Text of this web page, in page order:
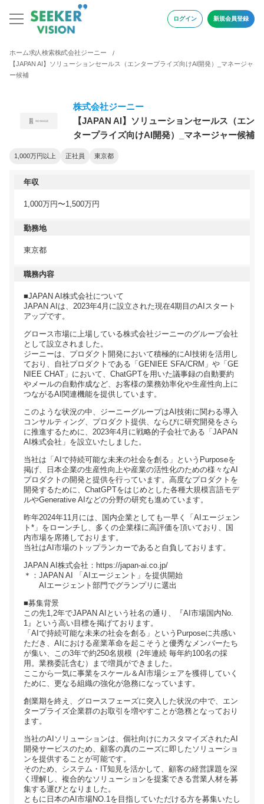
ログイン 新規会員登録
ホーム求人検索株式会社ジーニー
【JAPAN AI】ソリューションセールス（エンタープライズ向けAI開発）_マネージャ
ー候補
株式会社ジーニー
【JAPAN AI】ソリューションセールス（エン
タープライズ向けAI開発）_マネージャー候補
1,000万円以上 正社員 東京都
年収
1,000万円〜1,500万円
勤務地
東京都
職務内容
■JAPAN AI株式会社について
JAPAN AIは、2023年4月に設立された現在4期目のAIスタート
アップです。
グロース市場に上場している株式会社ジーニーのグループ会社
として設立されました。
ジーニーは、プロダクト開発において積極的にAI技術を活用し
ており、自社プロダクトである「GENIEE SFA/CRM」や「GE
NIEE CHAT」において、ChatGPTを用いた議事録の自動要約
やメールの自動作成など、お客様の業務効率化や生産性向上に
つながるAI関連機能を提供しています。
このような状況の中、ジーニーグループはAI技術に関わる導入
コンサルティング、プロダクト提供、ならびに研究開発をさら
に推進するために、2023年4月に戦略的子会社である「JAPAN
AI株式会社」を設立いたしました。
当社は「AIで持続可能な未来の社会を創る」というPurposeを
掲げ、日本企業の生産性向上や産業の活性化のための様々なAI
プロダクトの開発と提供を行っています。高度なプロダクトを
開発するために、ChatGPTをはじめとした各種大規模言語モデ
ルやGenerative AIなどの分野の研究も進めています。
昨年2024年11月には、国内企業としても一早く「AIエージェン
ト*」をローンチし、多くの企業様に高評価を頂いており、国
内市場を席捲しております。
当社はAI市場のトップランカーであると自負しております。
JAPAN AI株式会社：https://japan-ai.co.jp/
＊：JAPAN AI 「AIエージェント」を提供開始
AIエージェント部門でグランプリに選出
■募集背景
この先1,2年でJAPAN AIという社名の通り、『AI市場国内No.
1』という高い目標を掲げております。
「AIで持続可能な未来の社会を創る」というPurposeに共感い
ただき、AIにおける産業革命を起こそうと優秀なメンバーたち
が集い、この3年で約250名規模（2年連続 毎年約100名の採
用。業務委託含む）まで増員ができました。
ここから一気に事業をスケール＆AI市場シェアを獲得していく
ために、更なる組織の強化が急務になっています。
創業期を終え、グロースフェーズに突入した状況の中で、エン
タープライズ企業群のお取引を増やすことが急務となっており
ます。
当社のAIソリューションは、個社向けにカスタマイズされたAI
開発サービスのため、顧客の真のニーズに即したソリューショ
ンを提供することが可能です。
そのため、システム・IT知見を活かして、顧客の経営課題を深
く理解し、複合的なソリューションを提案できる営業人材を募
集する運びとなりました。
ともに日本のAI市場NO.1を目指していただける方を募集いたし